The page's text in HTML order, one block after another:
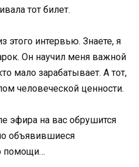
тот билет.
этого интервью. Знаете, я
Он научил меня важной
мало зарабатывает. А тот,
человеческой ценности.
эфира на вас обрушится
объявившиеся
помощи…